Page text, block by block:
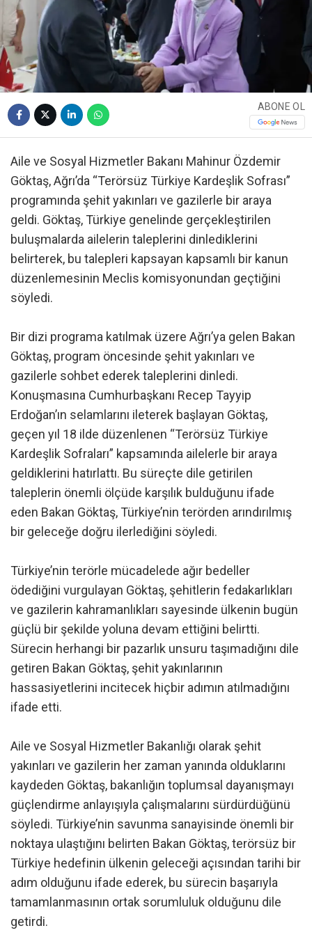
ABONE OL
Aile ve Sosyal Hizmetler Bakanı Mahinur Özdemir
Göktaş, Ağrı’da “Terörsüz Türkiye Kardeşlik Sofrası”
programında şehit yakınları ve gazilerle bir araya
geldi. Göktaş, Türkiye genelinde gerçekleştirilen
buluşmalarda ailelerin taleplerini dinlediklerini
belirterek, bu talepleri kapsayan kapsamlı bir kanun
düzenlemesinin Meclis komisyonundan geçtiğini
söyledi.
Bir dizi programa katılmak üzere Ağrı’ya gelen Bakan
Göktaş, program öncesinde şehit yakınları ve
gazilerle sohbet ederek taleplerini dinledi.
Konuşmasına Cumhurbaşkanı Recep Tayyip
Erdoğan’ın selamlarını ileterek başlayan Göktaş,
geçen yıl 18 ilde düzenlenen “Terörsüz Türkiye
Kardeşlik Sofraları” kapsamında ailelerle bir araya
geldiklerini hatırlattı. Bu süreçte dile getirilen
taleplerin önemli ölçüde karşılık bulduğunu ifade
eden Bakan Göktaş, Türkiye’nin terörden arındırılmış
bir geleceğe doğru ilerlediğini söyledi.
Türkiye’nin terörle mücadelede ağır bedeller
ödediğini vurgulayan Göktaş, şehitlerin fedakarlıkları
ve gazilerin kahramanlıkları sayesinde ülkenin bugün
güçlü bir şekilde yoluna devam ettiğini belirtti.
Sürecin herhangi bir pazarlık unsuru taşımadığını dile
getiren Bakan Göktaş, şehit yakınlarının
hassasiyetlerini incitecek hiçbir adımın atılmadığını
ifade etti.
Aile ve Sosyal Hizmetler Bakanlığı olarak şehit
yakınları ve gazilerin her zaman yanında olduklarını
kaydeden Göktaş, bakanlığın toplumsal dayanışmayı
güçlendirme anlayışıyla çalışmalarını sürdürdüğünü
söyledi. Türkiye’nin savunma sanayisinde önemli bir
noktaya ulaştığını belirten Bakan Göktaş, terörsüz bir
Türkiye hedefinin ülkenin geleceği açısından tarihi bir
adım olduğunu ifade ederek, bu sürecin başarıyla
tamamlanmasının ortak sorumluluk olduğunu dile
getirdi.